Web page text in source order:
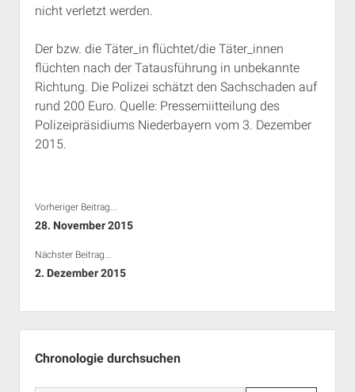
Rechte Termine München
Über a.i.d.a.
Bibliothek
Kontakt & PGP-Key
nicht verletzt werden.
Der bzw. die Täter_in flüchtet/die Täter_innen
flüchten nach der Tatausführung in unbekannte
Richtung. Die Polizei schätzt den Sachschaden auf
rund 200 Euro. Quelle: Pressemiitteilung des
Polizeipräsidiums Niederbayern vom 3. Dezember
2015.
Vorheriger Beitrag...
28. November 2015
Nächster Beitrag...
2. Dezember 2015
Chronologie durchsuchen